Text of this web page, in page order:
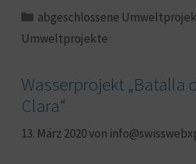
abgeschlossene
Umweltprojekte
Wasserprojekt „Batalla
Clara“​
13. März 2020von